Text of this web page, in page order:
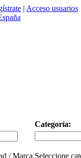
| Acceso usuarios
Categoría:
/ Marca Seleccione